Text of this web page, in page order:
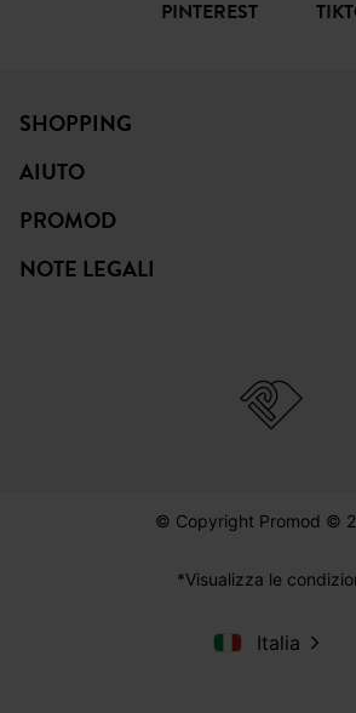
PINTEREST
SHOPPING
AIUTO
PROMOD
NOTE LEGALI
© Copyright Promod ©
*Visualizza le
Italia